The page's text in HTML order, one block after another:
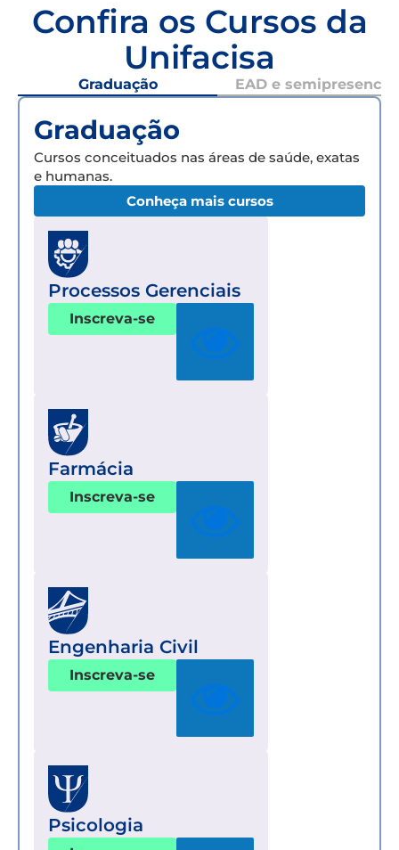
Confira os Cursos da
Unifacisa
Graduação EAD e semipresencial
Graduação
Cursos conceituados nas áreas de saúde, exatas
e humanas.
Conheça mais cursos
Processos Gerenciais
Inscreva-se
Farmácia
Inscreva-se
Engenharia Civil
Inscreva-se
Psicologia